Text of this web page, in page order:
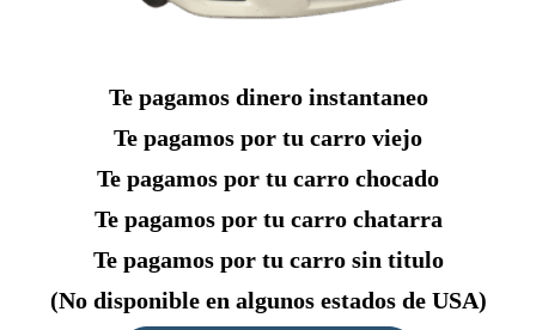
Te pagamos dinero instantaneo
Te pagamos por tu carro viejo
Te pagamos por tu carro chocado
Te pagamos por tu carro chatarra
Te pagamos por tu carro sin titulo
(No disponible en algunos estados de USA)